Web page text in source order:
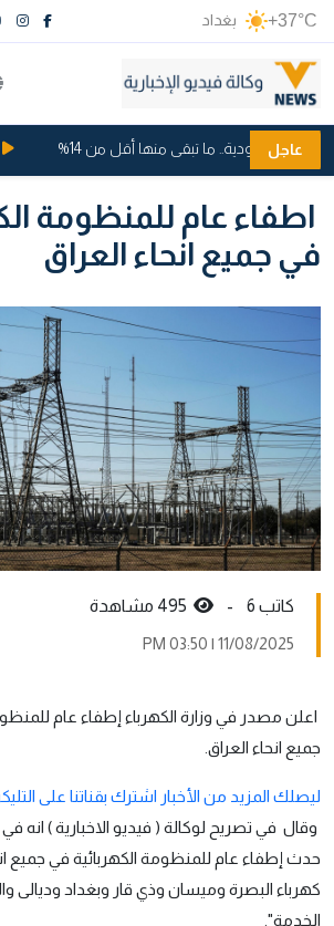
+37°C بغداد
عاجل
السعودية.. ما تبقى منها أقل من 14%
اطفاء عام للمنظومة
في جميع انحاء العراق
كاتب 6 -
11/08/2025 | 03:50 PM
اعلن مصدر في وزارة الكهرباء إطفاء عام
جميع انحاء العراق.
ليصلك المزيد من الأخبار اشترك بقناتنا على
حدث إطفاء عام للمنظومة الكهربائية في جميع
كهرباء البصرة وميسان وذي قار وبغداد وديالى
الخدمة".